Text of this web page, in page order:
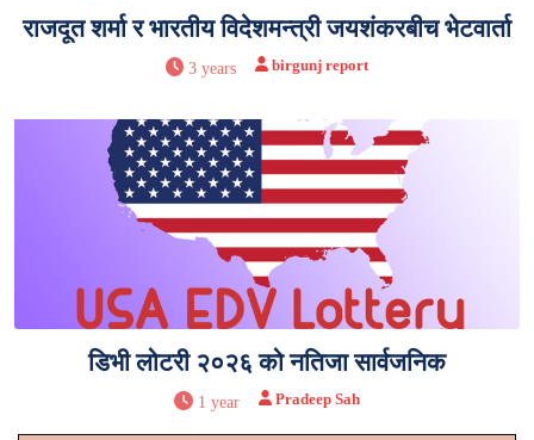
राजदूत शर्मा र भारतीय विदेशमन्त्री जयशंकरबीच भेटवार्ता
3 years birgunj report
डिभी लोटरी २०२६ को नतिजा सार्वजनिक
1 year Pradeep Sah